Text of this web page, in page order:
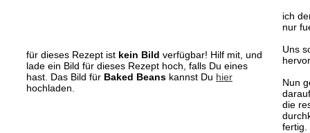
für dieses Rezept ist kein Bild verfügbar! Hilf mit, und
lade ein Bild für dieses Rezept hoch, falls Du eines
hast. Das Bild für Baked Beans kannst Du hier
hochladen.
ich
nur
Uns
Nun
die
fertig.